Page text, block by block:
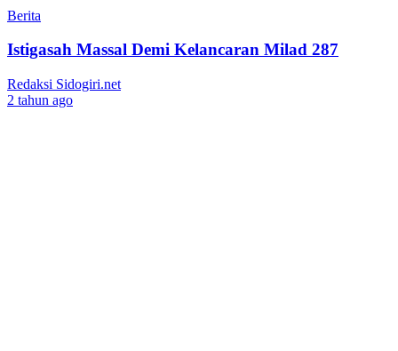
Berita
Istigasah Massal Demi Kelancaran Milad 287
Redaksi Sidogiri.net
2 tahun ago